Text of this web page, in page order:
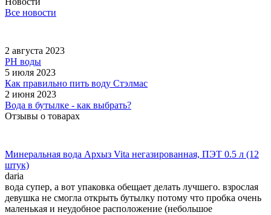
Все новости
2 августа 2023
PH воды
5 июля 2023
Как правильно пить воду Стэлмас
2 июня 2023
Вода в бутылке - как выбрать?
Отзывы о товарах
Минеральная вода Архыз Vita негазированная, ПЭТ 0.5 л (12
штук)
daria
вода супер, а вот упаковка обещает делать лучшего. взрослая
девушка не смогла открыть бутылку потому что пробка очень
маленькая и неудобное расположение (небольшое